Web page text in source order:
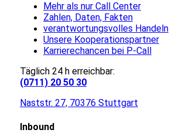
Mehr als nur Call Center
Zahlen, Daten, Fakten
verantwortungsvolles Handeln
Unsere Kooperationspartner
Karrierechancen bei P-Call
Täglich 24 h erreichbar:
(0711) 20 50 30
Naststr. 27, 70376 Stuttgart
Inbound